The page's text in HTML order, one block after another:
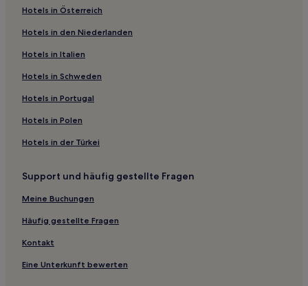
Haustierfreundliche in Bad Honnef
Hotels mit Parkplatz in Brühl
Hotels mit Küchenzeile in Kalk
Haustierfreundliche in Kalk
Hotels mit Parkplatz in Bonn/Rhein-Sieg
Familien in Lindenthal
Haustierfreundliche in Lindenthal
Golf in Bonn
Haustierfreundliche in Siegburg
Haustierfreundliche in Kerpen
Familien in Porz
Hotels mit Parkplatz in Efferen
Hotels in Österreich
Hotels in den Niederlanden
Hotels in Italien
Hotels in Schweden
Hotels in Portugal
Hotels in Polen
Hotels in der Türkei
Support und häufig gestellte Fragen
Meine Buchungen
Häufig gestellte Fragen
Kontakt
Eine Unterkunft bewerten